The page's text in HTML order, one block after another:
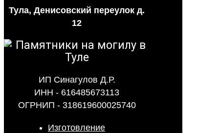
Тула, Денисовский переулок д.
12
ИП Синагулов Д.Р.
ИНН - 616485673113
ОГРНИП - 318619600025740
Изготовление